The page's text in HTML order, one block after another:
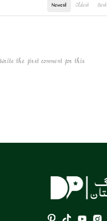
Best
Oldest
Newest
Write the first comment for this!